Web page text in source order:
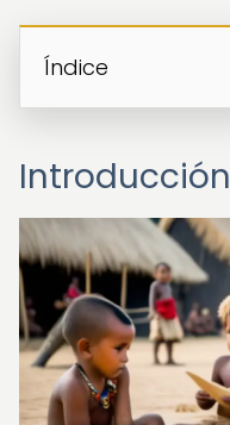
Índice
Introducción